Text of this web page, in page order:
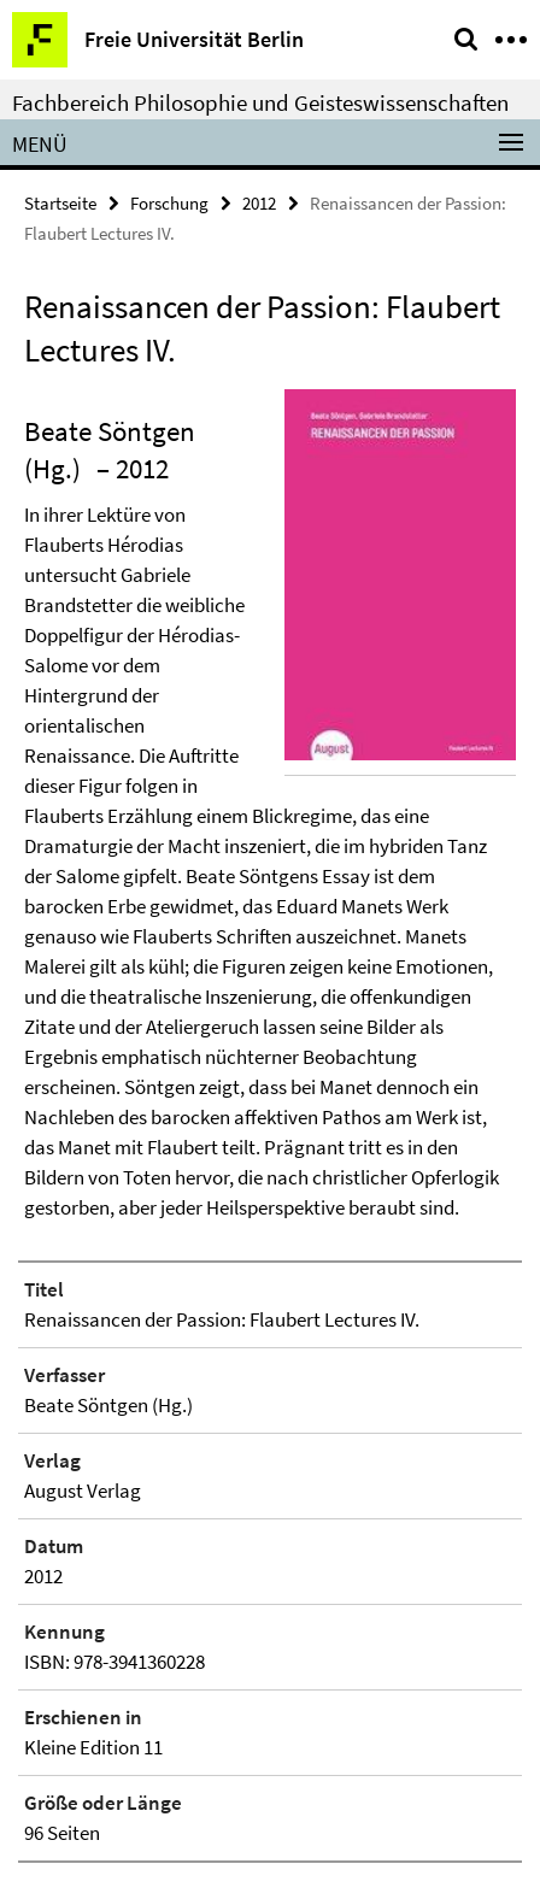
Springe
direkt
zu
Inhalt
Freie Universität Berlin
Service-
Navigation
Fachbereich Philosophie und Geisteswissenschaften
MENÜ
Startseite Forschung 2012
Renaissancen der Passion:
Flaubert Lectures IV.
Renaissancen der Passion: Flaubert
Lectures IV.
Beate Söntgen
(Hg.) – 2012
In ihrer Lektüre von
Flauberts Hérodias
untersucht Gabriele
Brandstetter die weibliche
Doppelfigur der Hérodias-
Salome vor dem
Hintergrund der
orientalischen
Renaissance. Die Auftritte
dieser Figur folgen in
Flauberts Erzählung einem Blickregime, das eine
Dramaturgie der Macht inszeniert, die im hybriden Tanz
der Salome gipfelt. Beate Söntgens Essay ist dem
barocken Erbe gewidmet, das Eduard Manets Werk
genauso wie Flauberts Schriften auszeichnet. Manets
Malerei gilt als kühl; die Figuren zeigen keine Emotionen,
und die theatralische Inszenierung, die offenkundigen
Zitate und der Ateliergeruch lassen seine Bilder als
Ergebnis emphatisch nüchterner Beobachtung
erscheinen. Söntgen zeigt, dass bei Manet dennoch ein
Nachleben des barocken affektiven Pathos am Werk ist,
das Manet mit Flaubert teilt. Prägnant tritt es in den
Bildern von Toten hervor, die nach christlicher Opferlogik
gestorben, aber jeder Heilsperspektive beraubt sind.
Titel
Renaissancen der Passion: Flaubert Lectures IV.
Verfasser
Beate Söntgen (Hg.)
Verlag
August Verlag
Datum
2012
Kennung
ISBN: 978-3941360228
Erschienen in
Kleine Edition 11
Größe oder Länge
96 Seiten